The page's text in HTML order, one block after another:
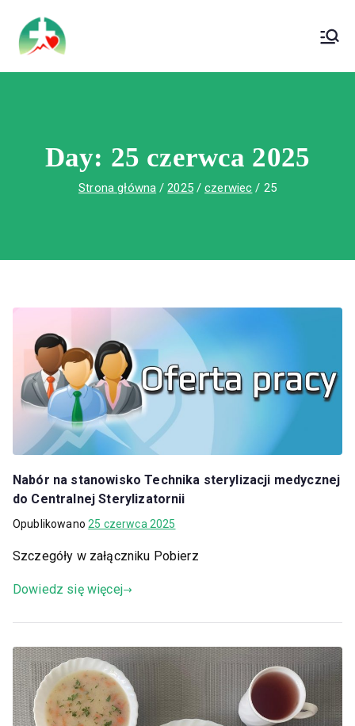
treści
Wojewódzki Szpital Specjalistyczny im.
Św. Rafała w Czerwonej Górze
Day: 25 czerwca 2025
Strona główna 2025 czerwiec 25
Nabór na stanowisko Technika sterylizacji medycznej
do Centralnej Sterylizatornii
Opublikowano25 czerwca 2025
Szczegóły w załączniku Pobierz
Dowiedz się więcej